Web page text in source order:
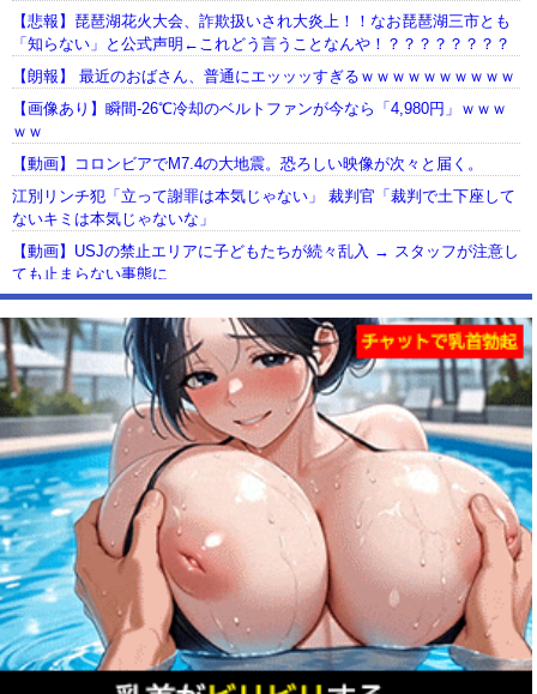
【悲報】琵琶湖花火大会、詐欺扱いされ大炎上！！なお琵琶湖三市とも
「知らない」と公式声明←これどう言うことなんや！？？？？？？？？
【朗報】 最近のおばさん、普通にエッッッすぎるｗｗｗｗｗｗｗｗｗｗ
【画像あり】瞬間-26℃冷却のベルトファンが今なら「4,980円」ｗｗｗ
ｗｗ
【動画】コロンビアでM7.4の大地震。恐ろしい映像が次々と届く。
江別リンチ犯「立って謝罪は本気じゃない」 裁判官「裁判で土下座して
ないキミは本気じゃないな」
【動画】USJの禁止エリアに子どもたちが続々乱入 → スタッフが注意し
ても止まらない事態に
Powered by livedoor 相互RSS